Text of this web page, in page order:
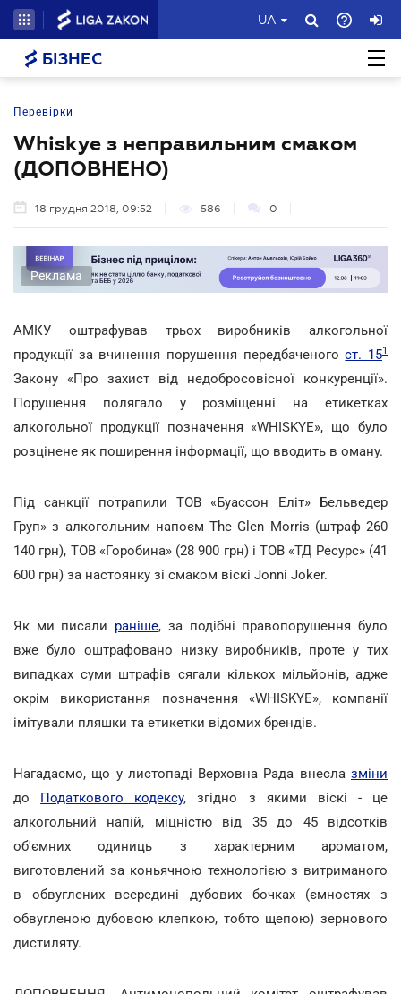
UA
БІЗНЕС
Перевірки
Whiskye з неправильним смаком
(ДОПОВНЕНО)
18 грудня 2018, 09:52 586 0
Реклама
АМКУ оштрафував трьох виробників алкогольної
продукції за вчинення порушення передбаченогост. 151
Закону «Про захист від недобросовісної конкуренції».
Порушення полягало у розміщенні на етикетках
алкогольної продукції позначення «WHISKYE», що було
розцінене як поширення інформації, що вводить в оману.
Під санкції потрапили ТОВ «Буассон Еліт» Бельведер
Груп» з алкогольним напоєм The Glen Morris (штраф 260
140 грн), ТОВ «Горобина» (28 900 грн) і ТОВ «ТД Ресурс» (41
600 грн) за настоянку зі смаком віскі Jonni Joker.
Як ми писали раніше, за подібні правопорушення було
вже було оштрафовано низку виробників, проте у тих
випадках суми штрафів сягали кількох мільйонів, адже
окрім використання позначення «WHISKYE», компанії
імітували пляшки та етикетки відомих брендів.
Нагадаємо, що у листопаді Верховна Рада внесла зміни
до Податкового кодексу, згідно з якими віскі - це
алкогольний напій, міцністю від 35 до 45 відсотків
об'ємних одиниць з характерним ароматом,
виготовлений за коньячною технологією з витриманого
в обвуглених всередині дубових бочках (ємностях з
обвугленою дубовою клепкою, тобто щепою) зернового
дистиляту.